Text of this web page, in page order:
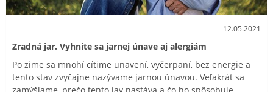
12.05.2021
Zradná jar. Vyhnite sa jarnej únave aj alergiám
Po zime sa mnohí cítime unavení, vyčerpaní, bez energie a
tento stav zvyčajne nazývame jarnou únavou. Veľakrát sa
zamýšľame, prečo tento jav nastáva a čo ho spôsobuje,